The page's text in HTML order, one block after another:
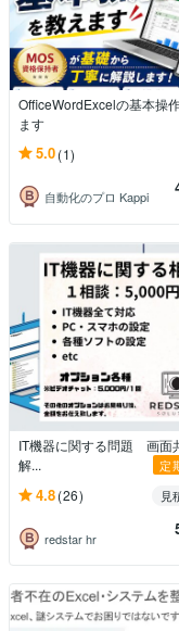
OfficeWordExcelの基本操
ます
5.0(1)
自動化のプロ Kappi
IT機器に関する問題 画面
解...
定
4.8(26) 見
redstar hr